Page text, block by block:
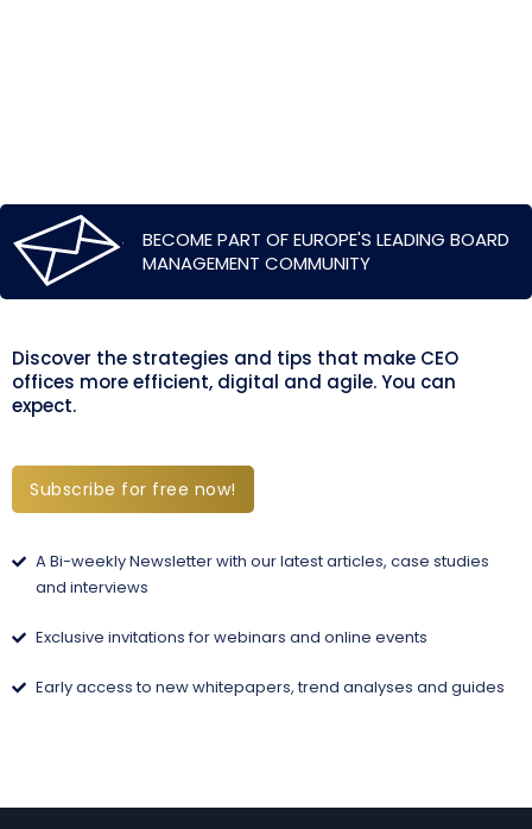
BECOME PART OF EUROPE'S LEADING BOARD
MANAGEMENT COMMUNITY
Discover the strategies and tips that make CEO
offices more efficient, digital and agile. You can
expect.
Subscribe for free now!
A Bi-weekly Newsletter with our latest articles, case studies
and interviews
Exclusive invitations for webinars and online events
Early access to new whitepapers, trend analyses and guides